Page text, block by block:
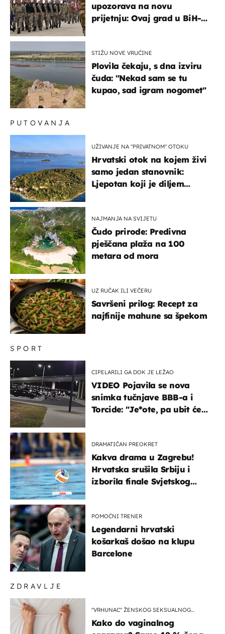
upozorava na novu
prijetnju: Ovaj grad u BiH-u
STIŽU NOVE VRUĆINE
Plovila čekaju, s dna izviru
čuda: "Nekad sam se tu
kupao, sad igram nogomet"
ZDRAVLJE
"VRHUNAC" ŽENSKOG SEKSUALNOG
Kako do vaginalnog
SPORT
CIPELARILI GA DOK JE LEŽAO
VIDEO Pojavila se nova
snimka tučnjave BBB-a i
Torcide: "Je*ote, pa ubit će
DRAMATIČAN PREOKRET
Kakva drama u Zagrebu!
Hrvatska srušila Srbiju i
izborila finale Svjetskog
POMOĆNI TRENER
Legendarni hrvatski
košarkaš došao na klupu
Barcelone
PUTOVANJA
UŽIVANJE NA "PRIVATNOM" OTOKU
Hrvatski otok na kojem živi
samo jedan stanovnik:
Ljepotan koji je diljem
NAJMANJA NA SVIJETU
Čudo prirode: Predivna
pješčana plaža na 100
metara od mora
UZ RUČAK ILI VEČERU
Savršeni prilog: Recept za
najfinije mahune sa špekom